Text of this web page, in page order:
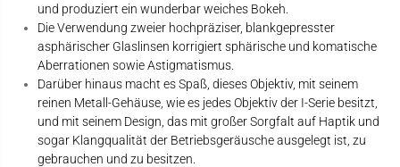
und produziert ein wunderbar weiches Bokeh.
Die Verwendung zweier hochpräziser, blankgepresster
asphärischer Glaslinsen korrigiert sphärische und komatische
Aberrationen sowie Astigmatismus.
Darüber hinaus macht es Spaß, dieses Objektiv, mit seinem
reinen Metall-Gehäuse, wie es jedes Objektiv der I-Serie besitzt,
und mit seinem Design, das mit großer Sorgfalt auf Haptik und
sogar Klangqualität der Betriebsgeräusche ausgelegt ist, zu
gebrauchen und zu besitzen.